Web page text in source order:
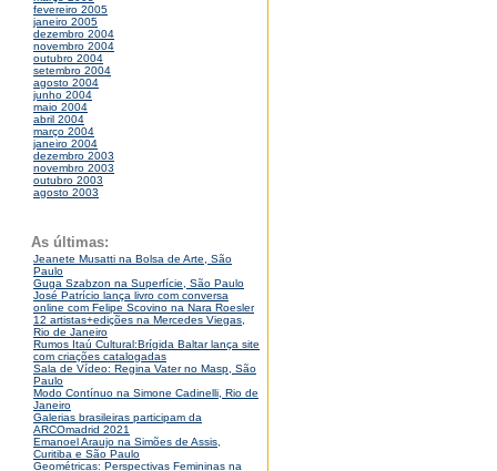
fevereiro 2005
janeiro 2005
dezembro 2004
novembro 2004
outubro 2004
setembro 2004
agosto 2004
junho 2004
maio 2004
abril 2004
março 2004
janeiro 2004
dezembro 2003
novembro 2003
outubro 2003
agosto 2003
As últimas:
Jeanete Musatti na Bolsa de Arte, São
Paulo
Guga Szabzon na Superfície, São Paulo
José Patrício lança livro com conversa
online com Felipe Scovino na Nara Roesler
12 artistas+edições na Mercedes Viegas,
Rio de Janeiro
Rumos Itaú Cultural:Brígida Baltar lança site
com criações catalogadas
Sala de Vídeo: Regina Vater no Masp, São
Paulo
Modo Contínuo na Simone Cadinelli, Rio de
Janeiro
Galerias brasileiras participam da
ARCOmadrid 2021
Emanoel Araujo na Simões de Assis,
Curitiba e São Paulo
Geométricas: Perspectivas Femininas na